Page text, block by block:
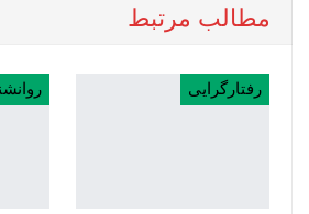
مطالب مرتبط
رفتارگرایی